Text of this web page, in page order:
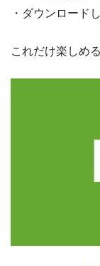
・ダウンロード
これだけ楽しめ